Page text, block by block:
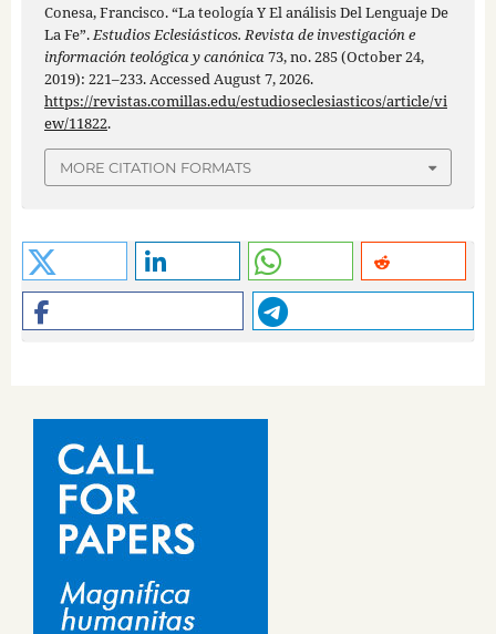
Conesa, Francisco. “La teología Y El análisis Del Lenguaje De
La Fe”.Estudios Eclesiásticos. Revista de investigación e
información teológica y canónica73, no. 285 (October 24,
2019): 221–233. Accessed August 7, 2026.
https://revistas.comillas.edu/estudioseclesiasticos/article/vi
ew/11822.
MORE CITATION FORMATS